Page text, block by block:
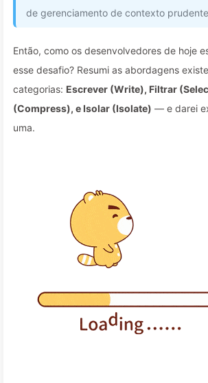
de gerenciamento de contexto
Então, como os desenvolvedores de hoje
esse desafio? Resumi as abordagens
categorias: Escrever (Write), Filtrar
(Compress), e Isolar (Isolate) — e darei
uma.